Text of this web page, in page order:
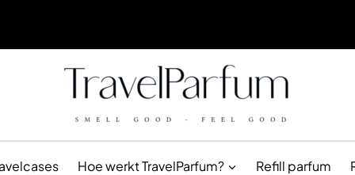
Hoe werkt TravelParfum? Refill parfum